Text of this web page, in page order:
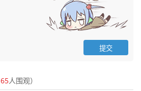
65人围观）